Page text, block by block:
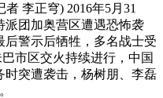
者 李正穹) 2016年5月31
派团加奥营区遭遇恐怖袭
警示后牺牲，多名战士受
市区交火持续进行，中国
突遭袭击，杨树朋、李磊